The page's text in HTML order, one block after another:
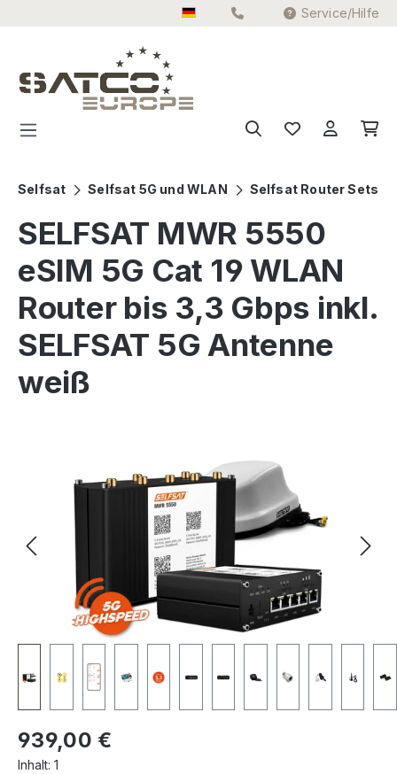
Zum Hauptinhalt springen Service/Hilfe
Selfsat Selfsat 5G und WLAN Selfsat Router Sets
SELFSAT MWR 5550
eSIM 5G Cat 19 WLAN
Router bis 3,3 Gbps inkl.
SELFSAT 5G Antenne
weiß
Regulärer Preis:
939,00 €
Inhalt: 1